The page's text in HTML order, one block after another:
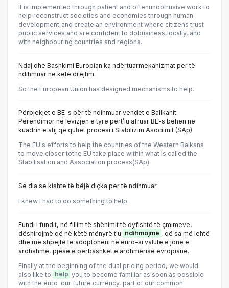
It is implemented through patient and oftenunobtrusive work to
help reconstruct societies and economies through human
development,and create an environment where citizens trust
public services and are confident to dobusiness,locally, and
with neighbouring countries and regions.
Ndaj dhe Bashkimi Europian ka ndërtuarmekanizmat për të
ndihmuar në këtë drejtim.
So the European Union has designed mechanisms to help.
Përpjekjet e BE-s për të ndihmuar vendet e Ballkanit
Përendimor në lëvizjen e tyre përt’iu afruar BE-s bëhen në
kuadrin e atij që quhet procesi i Stabilizim Asociimit (SAp)
The EU's efforts to help the countries of the Western Balkans
to move closer tothe EU take place within what is called the
Stabilisation and Association process(SAp).
Se dia se kishte të bëjë diçka për të ndihmuar.
I knew I had to do something to help.
Fundi i fundit, në fillim të shënimit të dyfishtë të çmimeve,
dëshirojmë që në këtë mënyrë t'u ndihmojmë , që sa më lehtë
dhe më shpejtë të adoptoheni në euro-si valute e jonë e
ardhshme, pjesë e përbashkët e ardhmërisë evropiane.
Finally at the beginning of the dual pricing period, we would
also like to
help you to become familiar as soon as possible
with the euro ­ our future currency, part of our common